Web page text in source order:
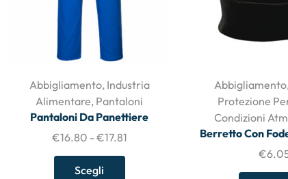
Abbigliamento, Industria
Alimentare, Pantaloni
Pantaloni Da Panettiere
€16.80 -€17.81
Scegli
Abbigliamento,
Protezione
Condizioni
Berretto Con
€